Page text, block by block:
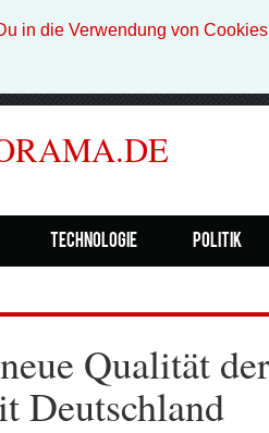
in die Verwendung von
Technologie Politik
Qualität der
Deutschland